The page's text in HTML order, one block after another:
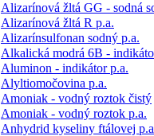
Alizarínová žltá GG - sodná
Alizarínová žltá R p.a.
Alizarínsulfonan sodný p.a.
Alkalická modrá 6B -
Aluminon - indikátor p.a.
Alyltiomočovina p.a.
Amoniak - vodný roztok čistý
Amoniak - vodný roztok p.a.
Anhydrid kyseliny ftálovej